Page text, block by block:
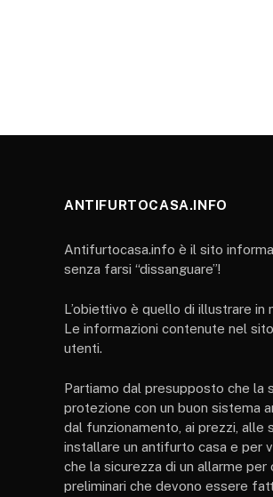
ANTIFURTOCASA.INFO
Antifurtocasa.info è il sito
senza farsi “dissanguare”!
L’obiettivo è quello di illustrare
Le informazioni contenute nel
utenti.
Partiamo dal presupposto che la
protezione con un buon sistema
dal funzionamento, ai prezzi, alle
installare un antifurto casa e per
che la sicurezza di un allarme
preliminari che devono essere